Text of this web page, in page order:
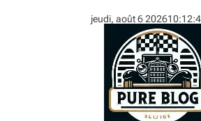
jeudi, août 6 202610:12: